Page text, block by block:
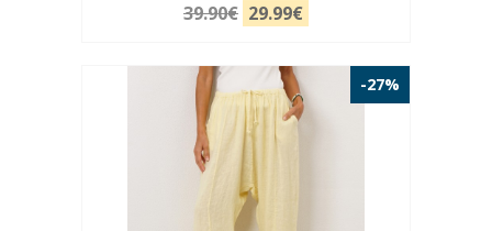
39.90€ 29.99€
-27%